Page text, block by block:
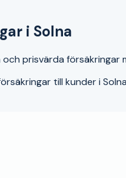
i Solna
prisvärda
till kunder i Solna